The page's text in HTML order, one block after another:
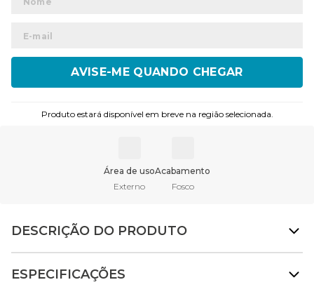
ENVIAR
Produto estará disponível em breve na região selecionada.
Área de uso
Externo
Acabamento
Fosco
DESCRIÇÃO DO PRODUTO
ESPECIFICAÇÕES